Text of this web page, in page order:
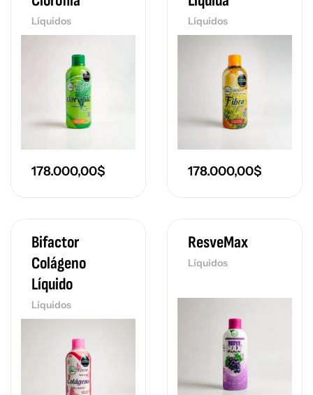
Líquidos
178.000,00$
Líquidos
178.000,00$
Bifactor
Colágeno
Líquido
Líquidos
ResveMax
Líquidos